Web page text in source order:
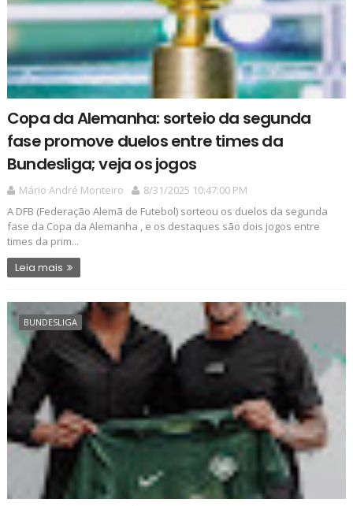
Copa da Alemanha: sorteio da segunda
fase promove duelos entre times da
Bundesliga; veja os jogos
Mário André Monteiro
8/31/2025 10:47:00 PM
A DFB (Federação Alemã de Futebol) sorteou os duelos da segunda
fase da Copa da Alemanha , e os destaques são dois jogos entre
times da prim...
Leia mais
BUNDESLIGA